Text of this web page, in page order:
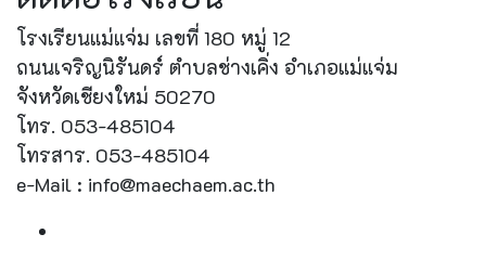
โรงเรียนแม่แจ่ม เลขที่ 180 หมู่ 12
ถนนเจริญนิรันดร์ ตำบลช่างเคิ่ง อำเภอแม่แจ่ม
จังหวัดเชียงใหม่ 50270
โทร. 053-485104
โทรสาร. 053-485104
e-Mail : info@maechaem.ac.th